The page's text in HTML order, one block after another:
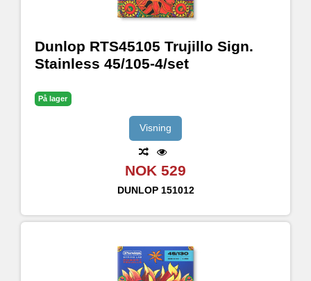
Dunlop RTS45105 Trujillo Sign.
Stainless 45/105-4/set
På lager
Visning
NOK 529
DUNLOP 151012